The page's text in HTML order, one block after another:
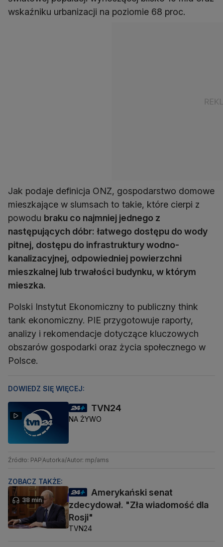
wskaźniku urbanizacji na poziomie 68 proc.
Jak podaje definicja ONZ, gospodarstwo domowe
mieszkające w slumsach to takie, które cierpi z
powodu braku co najmniej jednego z
następujących dóbr: łatwego dostępu do wody
pitnej, dostępu do infrastruktury wodno-
kanalizacyjnej, odpowiedniej powierzchni
mieszkalnej lub trwałości budynku, w którym
mieszka.
Polski Instytut Ekonomiczny to publiczny think
tank ekonomiczny. PIE przygotowuje raporty,
analizy i rekomendacje dotyczące kluczowych
obszarów gospodarki oraz życia społecznego w
Polsce.
DOWIEDZ SIĘ WIĘCEJ:
TVN24
NA ŻYWO
Źródło: PAPAutorka/Autor: mp/ams
ZOBACZ TAKŻE:
38 min
Amerykański senat
zdecydował. "Zła wiadomość dla
Rosji"
TVN24